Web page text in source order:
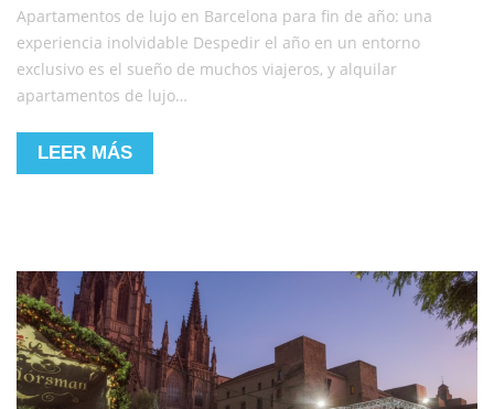
Apartamentos de lujo en Barcelona para fin de año: una
experiencia inolvidable Despedir el año en un entorno
exclusivo es el sueño de muchos viajeros, y alquilar
apartamentos de lujo…
LEER MÁS